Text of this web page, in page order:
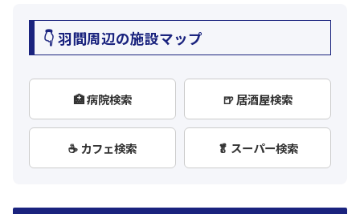
👇 羽間周辺の施設マップ
🏥 病院検索 🍺 居酒屋検索
☕ カフェ検索 🥬 スーパー検索